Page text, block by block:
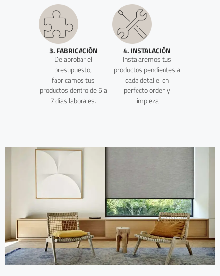
3. FABRICACIÓN
De aprobar el
presupuesto,
fabricamos tus
productos dentro de 5 a
7 dias laborales.
4. INSTALACIÓN
Instalaremos tus
productos pendientes a
cada detalle, en
perfecto orden y
limpieza